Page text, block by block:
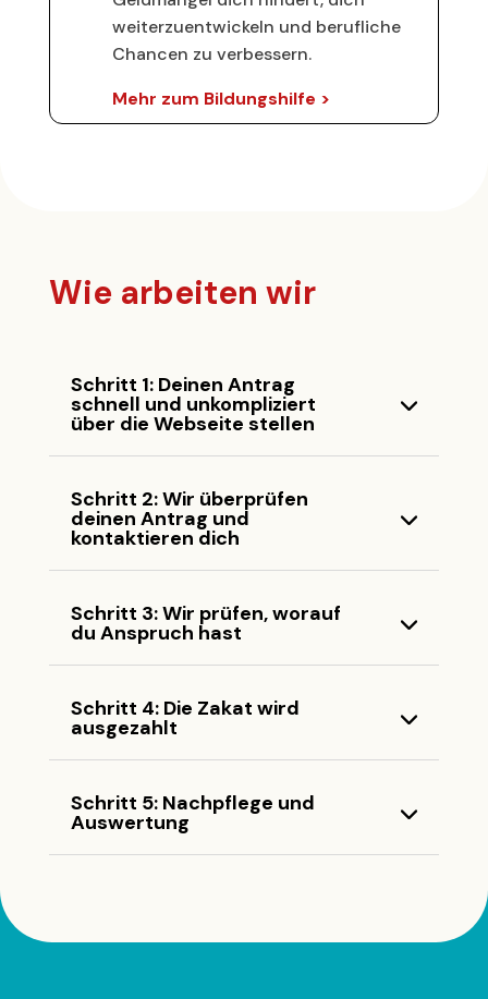
weiterzuentwickeln und berufliche
Chancen zu verbessern.
Mehr zum Bildungshilfe >
Wie arbeiten wir
Schritt 1: Deinen Antrag
schnell und unkompliziert
über die Webseite stellen
Schritt 2: Wir überprüfen
deinen Antrag und
kontaktieren dich
Schritt 3: Wir prüfen, worauf
du Anspruch hast
Schritt 4: Die Zakat wird
ausgezahlt
Schritt 5: Nachpflege und
Auswertung